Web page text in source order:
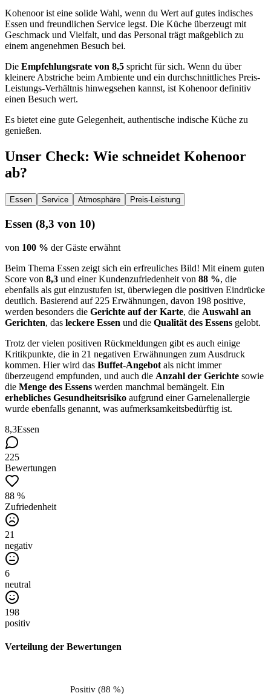
Kohenoor ist eine solide Wahl, wenn du Wert auf gutes indisches
Essen und freundlichen Service legst. Die Küche überzeugt mit
Geschmack und Vielfalt, und das Personal trägt maßgeblich zu
einem angenehmen Besuch bei.
Die Empfehlungsrate von 8,5 spricht für sich. Wenn du über
kleinere Abstriche beim Ambiente und ein durchschnittliches Preis-
Leistungs-Verhältnis hinwegsehen kannst, ist Kohenoor definitiv
einen Besuch wert.
Es bietet eine gute Gelegenheit, authentische indische Küche zu
genießen.
Unser Check: Wie schneidet Kohenoor
ab?
Essen Service Atmosphäre Preis-Leistung
Essen (8,3 von 10)
von 100 % der Gäste erwähnt
Beim Thema Essen zeigt sich ein erfreuliches Bild! Mit einem guten
Score von 8,3 und einer Kundenzufriedenheit von 88 %, die
ebenfalls als gut einzustufen ist, überwiegen die positiven Eindrücke
deutlich. Basierend auf 225 Erwähnungen, davon 198 positive,
werden besonders die Gerichte auf der Karte, die Auswahl an
Gerichten, das leckere Essen und die Qualität des Essens gelobt.
Trotz der vielen positiven Rückmeldungen gibt es auch einige
Kritikpunkte, die in 21 negativen Erwähnungen zum Ausdruck
kommen. Hier wird das Buffet-Angebot als nicht immer
überzeugend empfunden, und auch die Anzahl der Gerichte sowie
die Menge des Essens werden manchmal bemängelt. Ein
erhebliches Gesundheitsrisiko aufgrund einer Garnelenallergie
wurde ebenfalls genannt, was aufmerksamkeitsbedürftig ist.
8,3Essen
225
Bewertungen
88 %
Zufriedenheit
21
negativ
6
neutral
198
positiv
Verteilung der Bewertungen
Positiv(88 %)